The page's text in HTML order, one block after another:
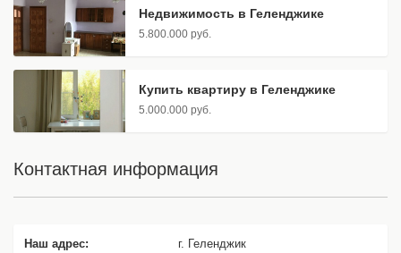
Недвижимость в Геленджике
5.800.000 руб.
Купить квартиру в Геленджике
5.000.000 руб.
Контактная информация
Наш адрес:
г. Геленджик